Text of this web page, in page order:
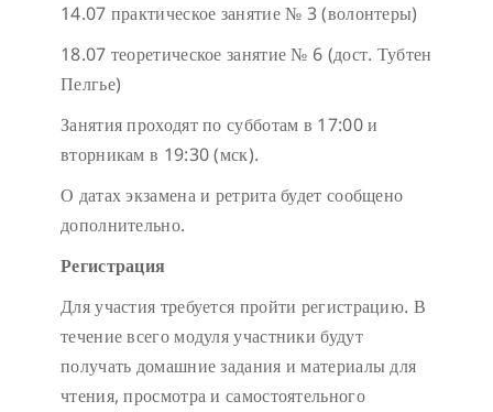
14.07 практическое занятие № 3 (волонтеры)
18.07 теоретическое занятие № 6 (дост. Тубтен
Пелгье)
Занятия проходят по субботам в 17:00 и
вторникам в 19:30 (мск).
О датах экзамена и ретрита будет сообщено
дополнительно.
Регистрация
Для участия требуется пройти регистрацию. В
течение всего модуля участники будут
получать домашние задания и материалы для
чтения, просмотра и самостоятельного